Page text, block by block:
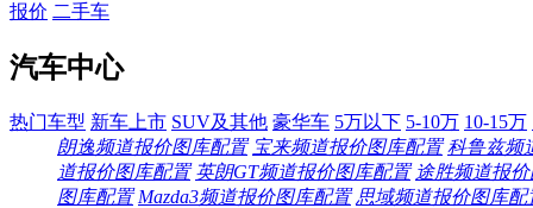
报价 二手车
汽车中心
热门车型 新车上市 SUV及其他 豪华车 5万以下 5-10万 10-15万
朗逸频道报价图库配置 宝来频道报价图库配置 科鲁兹频
道报价图库配置 英朗GT频道报价图库配置 途胜频道报价
图库配置 Mazda3频道报价图库配置 思域频道报价图库配